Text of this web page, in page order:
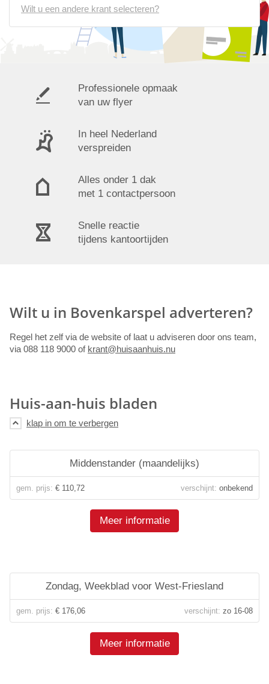
Wilt u een andere krant selecteren?
Professionele opmaak
van uw flyer
In heel Nederland
verspreiden
Alles onder 1 dak
met 1 contactpersoon
Snelle reactie
tijdens kantoortijden
Wilt u in Bovenkarspel adverteren?
Regel het zelf via de website of laat u adviseren door ons team,
via 088 118 9000 of krant@huisaanhuis.nu
Huis-aan-huis bladen
Middenstander (maandelijks)
gem. prijs: € 110,72 verschijnt: onbekend
Meer informatie
Zondag, Weekblad voor West-Friesland
gem. prijs: € 176,06 verschijnt: zo 16-08
Meer informatie